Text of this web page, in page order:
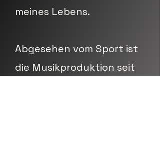
meines Lebens.
Abgesehen vom Sport ist
die Musikproduktion seit